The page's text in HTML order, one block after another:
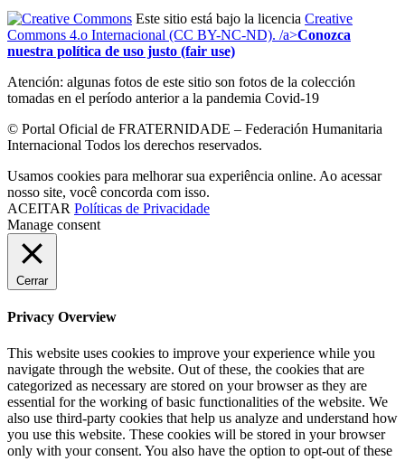
Este sitio está bajo la licencia Creative
Commons 4.o Internacional (CC BY-NC-ND). /a>Conozca
nuestra política de uso justo (fair use)
Atención: algunas fotos de este sitio son fotos de la colección
tomadas en el período anterior a la pandemia Covid-19
© Portal Oficial de FRATERNIDADE – Federación Humanitaria
Internacional Todos los derechos reservados.
Usamos cookies para melhorar sua experiência online. Ao acessar
nosso site, você concorda com isso.
ACEITAR Políticas de Privacidade
Manage consent
Cerrar
Privacy Overview
This website uses cookies to improve your experience while you
navigate through the website. Out of these, the cookies that are
categorized as necessary are stored on your browser as they are
essential for the working of basic functionalities of the website. We
also use third-party cookies that help us analyze and understand how
you use this website. These cookies will be stored in your browser
only with your consent. You also have the option to opt-out of these